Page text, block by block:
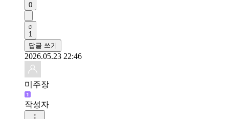
0
1
답글 쓰기
2026.05.23 22:46
미주장
작성자